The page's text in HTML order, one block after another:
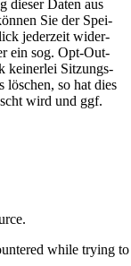
die­ser Daten aus
Sie der Spei­
jederzeit wider­
ein sog. Opt-Out-
kei­ner­lei Sit­zungs­
löschen, so hat dies
wird und ggf.